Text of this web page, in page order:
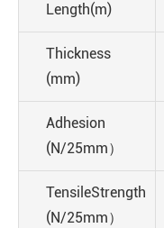
Length(m)
Thickness
(mm)
Adhesion
(N/25mm）
TensileStrength
(N/25mm）